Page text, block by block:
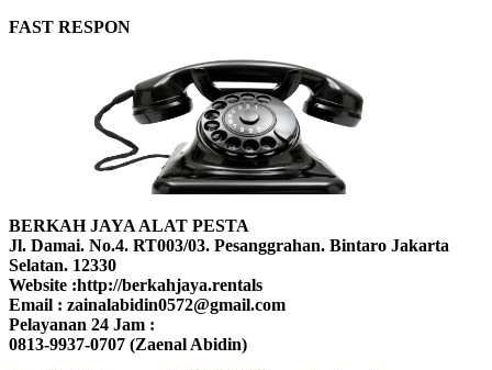
FAST RESPON
BERKAH JAYA ALAT PESTA
Jl. Damai. No.4. RT003/03. Pesanggrahan. Bintaro Jakarta
Selatan. 12330
Website :http://berkahjaya.rentals
Email : zainalabidin0572@gmail.com
Pelayanan 24 Jam :
0813-9937-0707 (Zaenal Abidin)